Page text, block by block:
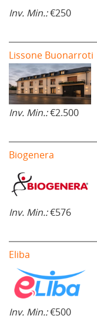
Inv. Min.:€250
Lissone Buonarroti
Inv. Min.:€2.500
Biogenera
Inv. Min.:€576
Eliba
Inv. Min.:€500